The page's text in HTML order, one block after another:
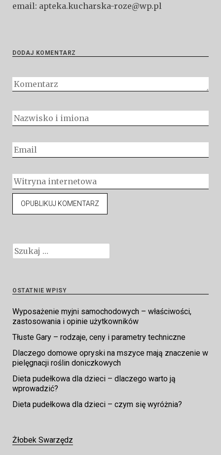
email: apteka.kucharska-roze@wp.pl
DODAJ KOMENTARZ
Szukaj:
OSTATNIE WPISY
Wyposażenie myjni samochodowych – właściwości,
zastosowania i opinie użytkowników
Tłuste Gary – rodzaje, ceny i parametry techniczne
Dlaczego domowe opryski na mszyce mają znaczenie w
pielęgnacji roślin doniczkowych
Dieta pudełkowa dla dzieci – dlaczego warto ją
wprowadzić?
Dieta pudełkowa dla dzieci – czym się wyróżnia?
Żłobek Swarzędz